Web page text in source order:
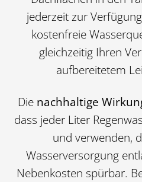
jederzeit zur
kostenfreie
gleichzeitig Ihren
aufbereitetem
Die nachhaltige
dass jeder Liter
und verwenden,
Wasserversorgung
Nebenkosten spürbar.